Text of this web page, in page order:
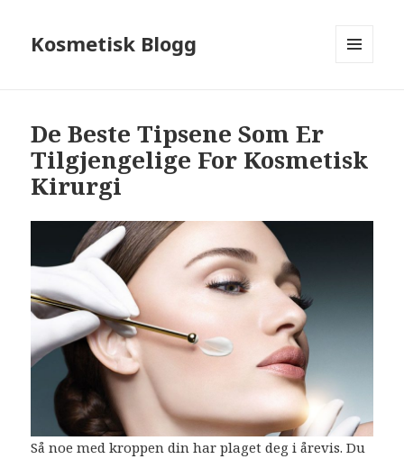
Kosmetisk Blogg
De Beste Tipsene Som Er
Tilgjengelige For Kosmetisk
Kirurgi
Så noe med kroppen din har plaget deg i årevis. Du